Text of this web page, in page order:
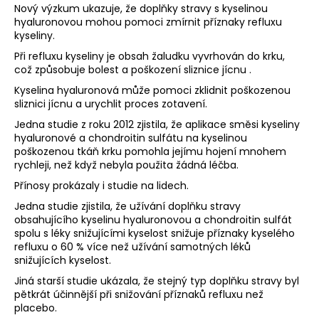
Nový výzkum ukazuje, že doplňky stravy s kyselinou
hyaluronovou mohou pomoci zmírnit příznaky refluxu
kyseliny.
Při refluxu kyseliny je obsah žaludku vyvrhován do krku,
což způsobuje bolest a poškození sliznice jícnu .
Kyselina hyaluronová může pomoci zklidnit poškozenou
sliznici jícnu a urychlit proces zotavení.
Jedna studie z roku 2012 zjistila, že aplikace směsi kyseliny
hyaluronové a chondroitin sulfátu na kyselinou
poškozenou tkáň krku pomohla jejímu hojení mnohem
rychleji, než když nebyla použita žádná léčba.
Přínosy prokázaly i studie na lidech.
Jedna studie zjistila, že užívání doplňku stravy
obsahujícího kyselinu hyaluronovou a chondroitin sulfát
spolu s léky snižujícími kyselost snižuje příznaky kyselého
refluxu o 60 % více než užívání samotných léků
snižujících kyselost.
Jiná starší studie ukázala, že stejný typ doplňku stravy byl
pětkrát účinnější při snižování příznaků refluxu než
placebo.